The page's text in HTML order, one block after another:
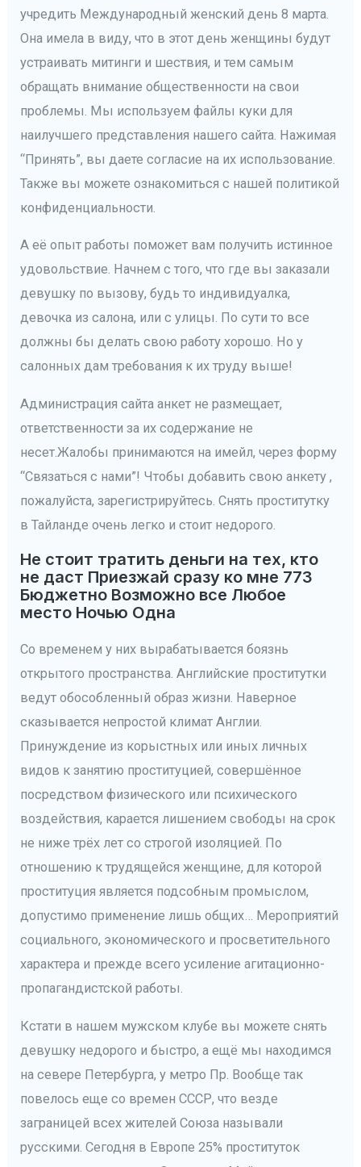
учредить Международный женский день 8 марта.
Она имела в виду, что в этот день женщины будут
устраивать митинги и шествия, и тем самым
обращать внимание общественности на свои
проблемы. Мы используем файлы куки для
наилучшего представления нашего сайта. Нажимая
“Принять”, вы даете согласие на их использование.
Также вы можете ознакомиться с нашей политикой
конфиденциальности.
А её опыт работы поможет вам получить истинное
удовольствие. Начнем с того, что где вы заказали
девушку по вызову, будь то индивидуалка,
девочка из салона, или с улицы. По сути то все
должны бы делать свою работу хорошо. Но у
салонных дам требования к их труду выше!
Администрация сайта анкет не размещает,
ответственности за их содержание не
несет.Жалобы принимаются на имейл, через форму
“Связаться с нами”! Чтобы добавить свою анкету ,
пожалуйста, зарегистрируйтесь. Снять проститутку
в Тайланде очень легко и стоит недорого.
Не стоит тратить деньги на тех, кто
не даст Приезжай сразу ко мне 773
Бюджетно Возможно все Любое
место Ночью Одна
Со временем у них вырабатывается боязнь
открытого пространства. Английские проститутки
ведут обособленный образ жизни. Наверное
сказывается непростой климат Англии.
Принуждение из корыстных или иных личных
видов к занятию проституцией, совершённое
посредством физического или психического
воздействия, карается лишением свободы на срок
не ниже трёх лет со строгой изоляцией. По
отношению к трудящейся женщине, для которой
проституция является подсобным промыслом,
допустимо применение лишь общих… Мероприятий
социального, экономического и просветительного
характера и прежде всего усиление агитационно-
пропагандистской работы.
Кстати в нашем мужском клубе вы можете снять
девушку недорого и быстро, а ещё мы находимся
на севере Петербурга, у метро Пр. Вообще так
повелось еще со времен СССР, что везде
заграницей всех жителей Союза называли
русскими. Сегодня в Европе 25% проституток